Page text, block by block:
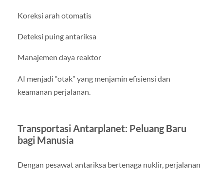
Koreksi arah otomatis
Deteksi puing antariksa
Manajemen daya reaktor
AI menjadi “otak” yang menjamin efisiensi dan
keamanan perjalanan.
Transportasi Antarplanet: Peluang Baru
bagi Manusia
Dengan pesawat antariksa bertenaga nuklir, perjalanan